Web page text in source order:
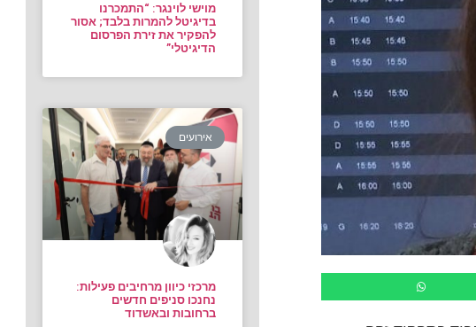
מוישי לוינגר: “התמכרנו
בדיגיטל להמרות בלבד; אסור
להפקיר את זירת הפרסום
הדיגיטלי”
אירועים
מרכזי כיוון מרחיבים פעילות:
נחנכו סניפים חדשים
ברחובות ובאשדוד